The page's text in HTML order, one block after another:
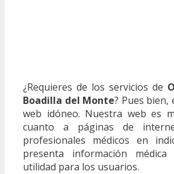
¿Requieres de los servicios de
Boadilla del Monte? Pues bien,
web idóneo. Nuestra web es
cuanto a páginas de
profesionales médicos en
presenta información
utilidad para los usuarios.